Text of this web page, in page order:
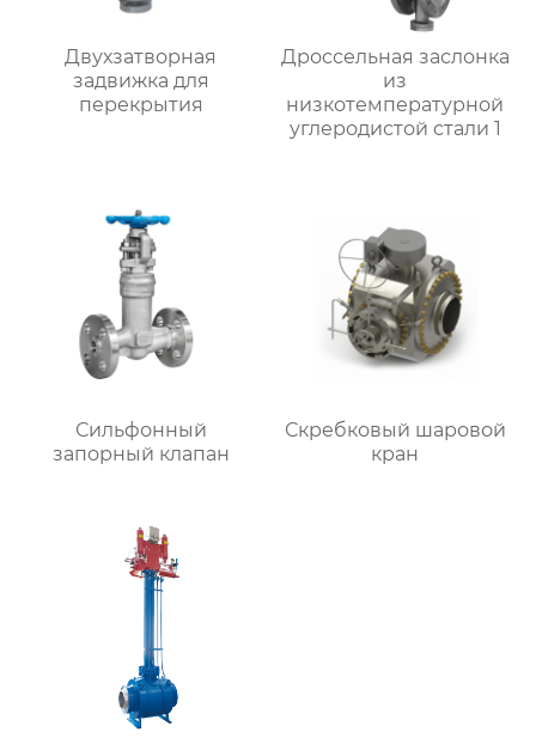
Двухзатворная
задвижка для
перекрытия
Дроссельная заслонка
из
низкотемпературной
углеродистой стали 1
Сильфонный
запорный клапан
Скребковый шаровой
кран